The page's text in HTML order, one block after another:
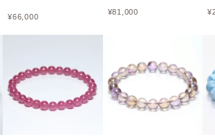
¥66,000
¥81,000 ¥